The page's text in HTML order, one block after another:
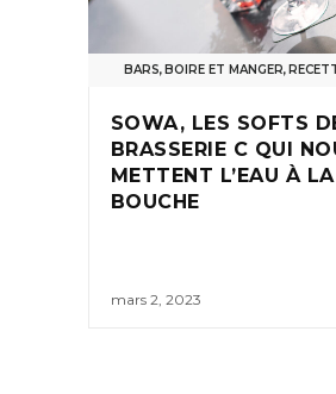
BARS, BOIRE ET MANGER,
SOWA, LES SOFTS
BRASSERIE C QUI
METTENT L’EAU À LA
BOUCHE
mars 2, 2023